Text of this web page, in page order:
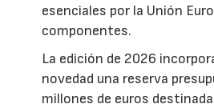
esenciales por la Unión
componentes.
La edición de 2026
novedad una reserva
millones de euros